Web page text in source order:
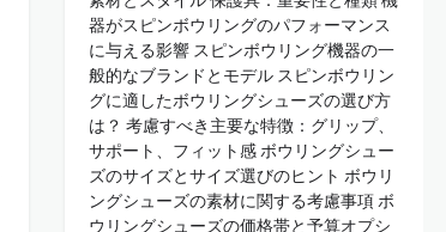
器がスピンボウリングのパフォーマンス
に与える影響 スピンボウリング機器の一
般的なブランドとモデル スピンボウリン
グに適したボウリングシューズの選び方
は？ 考慮すべき主要な特徴：グリップ、
サポート、フィット感 ボウリングシュー
ズのサイズとサイズ選びのヒント ボウリ
ングシューズの素材に関する考慮事項 ボ
ウリングシューズの価格帯と予算オプシ